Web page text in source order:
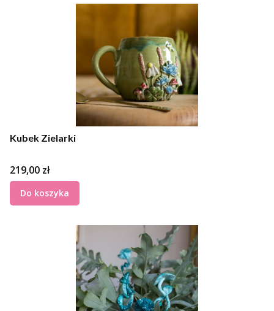
Kubek Zielarki
Cena
219,00 zł
Do koszyka